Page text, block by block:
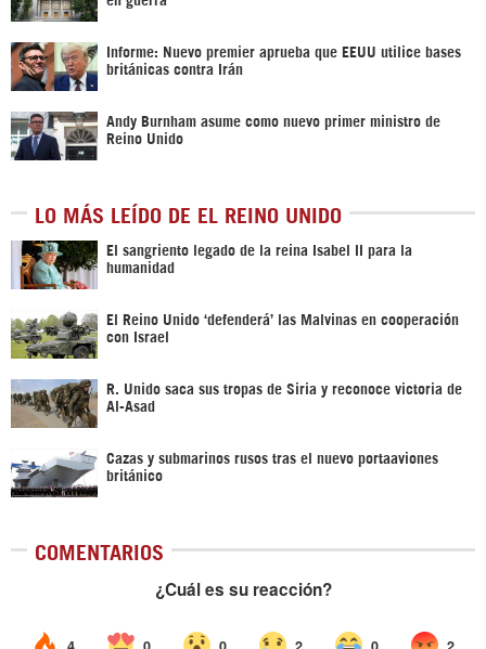
Informe: Nuevo premier aprueba que EEUU utilice bases
británicas contra Irán
Andy Burnham asume como nuevo primer ministro de
Reino Unido
LO MÁS LEÍDO DE EL REINO UNIDO
El sangriento legado de la reina Isabel II para la
humanidad
El Reino Unido ‘defenderá’ las Malvinas en cooperación
con Israel
R. Unido saca sus tropas de Siria y reconoce victoria de
Al-Asad
Cazas y submarinos rusos tras el nuevo portaaviones
británico
COMENTARIOS